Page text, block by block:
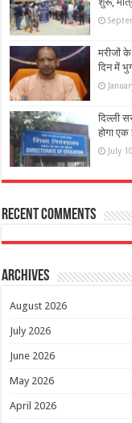
मरीजों के
दिन में
दिल्ली
होगा
July
Recent Comments
Archives
August 2026
July 2026
June 2026
May 2026
April 2026